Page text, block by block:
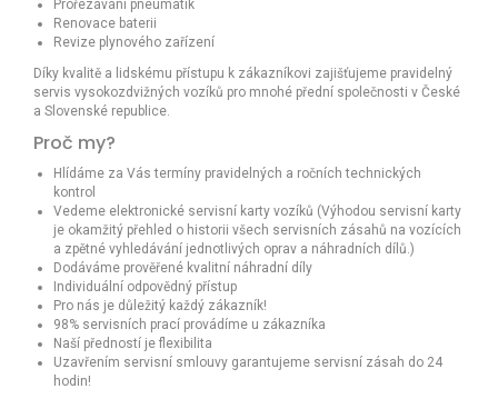
Prořezávání pneumatik
Renovace baterii
Revize plynového zařízení
Díky kvalitě a lidskému přístupu k zákazníkovi zajišťujeme pravidelný
servis vysokozdvižných vozíků pro mnohé přední společnosti v České
a Slovenské republice.
Proč my?
Hlídáme za Vás termíny pravidelných a ročních technických
kontrol
Vedeme elektronické servisní karty vozíků (Výhodou servisní karty
je okamžitý přehled o historii všech servisních zásahů na vozících
a zpětné vyhledávání jednotlivých oprav a náhradních dílů.)
Dodáváme prověřené kvalitní náhradní díly
Individuální odpovědný přístup
Pro nás je důležitý každý zákazník!
98% servisních prací provádíme u zákazníka
Naší předností je flexibilita
Uzavřením servisní smlouvy garantujeme servisní zásah do 24
hodin!